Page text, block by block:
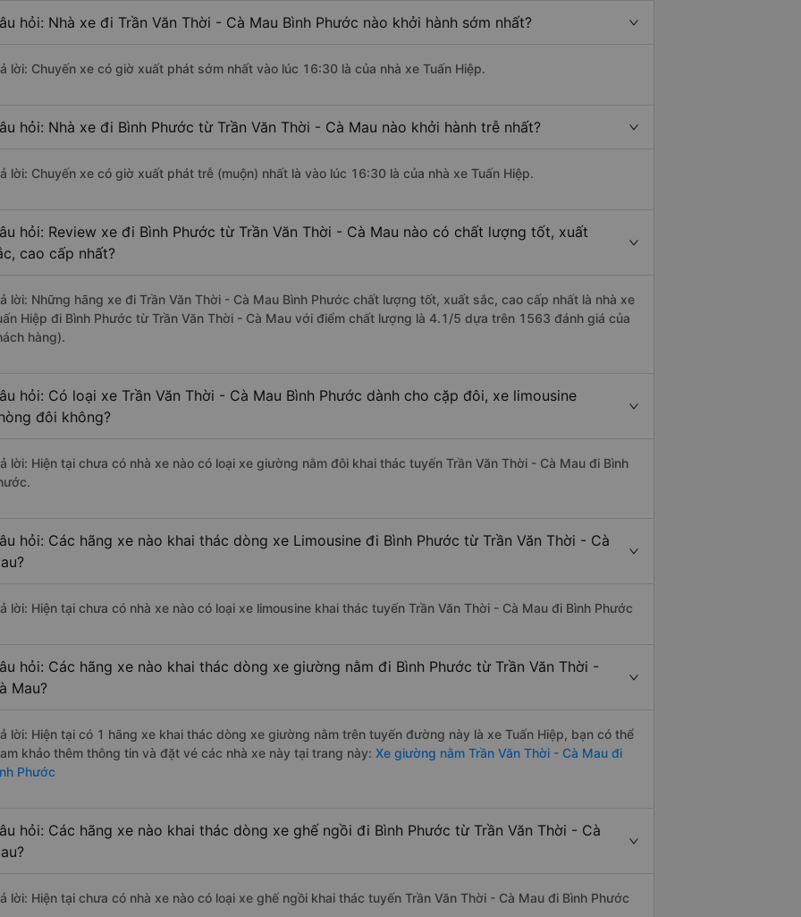
hỏi: Nhà xe đi Trần Văn Thời - Cà Mau Bình Phước nào khởi hành sớm nhất?
lời: Chuyến xe có giờ xuất phát sớm nhất vào lúc 16:30 là của nhà xe Tuấn Hiệp.
hỏi: Nhà xe đi Bình Phước từ Trần Văn Thời - Cà Mau nào khởi hành trễ nhất?
lời: Chuyến xe có giờ xuất phát trễ (muộn) nhất là vào lúc 16:30 là của nhà xe Tuấn Hiệp.
hỏi: Review xe đi Bình Phước từ Trần Văn Thời - Cà Mau nào có chất lượng tốt, xuất
cao cấp nhất?
lời: Những hãng xe đi Trần Văn Thời - Cà Mau Bình Phước chất lượng tốt, xuất sắc, cao cấp nhất là nhà xe
Hiệp đi Bình Phước từ Trần Văn Thời - Cà Mau với điểm chất lượng là 4.1/5 dựa trên 1563 đánh giá của
hàng).
hỏi: Có loại xe Trần Văn Thời - Cà Mau Bình Phước dành cho cặp đôi, xe limousine
đôi không?
lời: Hiện tại chưa có nhà xe nào có loại xe giường nằm đôi khai thác tuyến Trần Văn Thời - Cà Mau đi Bình
hỏi: Các hãng xe nào khai thác dòng xe Limousine đi Bình Phước từ Trần Văn Thời - Cà
lời: Hiện tại chưa có nhà xe nào có loại xe limousine khai thác tuyến Trần Văn Thời - Cà Mau đi Bình Phước
hỏi: Các hãng xe nào khai thác dòng xe giường nằm đi Bình Phước từ Trần Văn Thời -
Mau?
lời: Hiện tại có 1 hãng xe khai thác dòng xe giường nằm trên tuyến đường này là xe Tuấn Hiệp, bạn có thể
khảo thêm thông tin và đặt vé các nhà xe này tại trang này: Xe giường nằm Trần Văn Thời - Cà Mau đi
Phước
hỏi: Các hãng xe nào khai thác dòng xe ghế ngồi đi Bình Phước từ Trần Văn Thời - Cà
lời: Hiện tại chưa có nhà xe nào có loại xe ghế ngồi khai thác tuyến Trần Văn Thời - Cà Mau đi Bình Phước